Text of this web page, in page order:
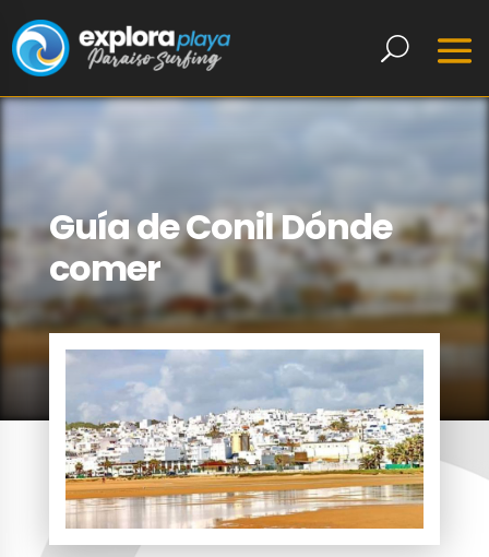
Guía de Conil Dónde
comer